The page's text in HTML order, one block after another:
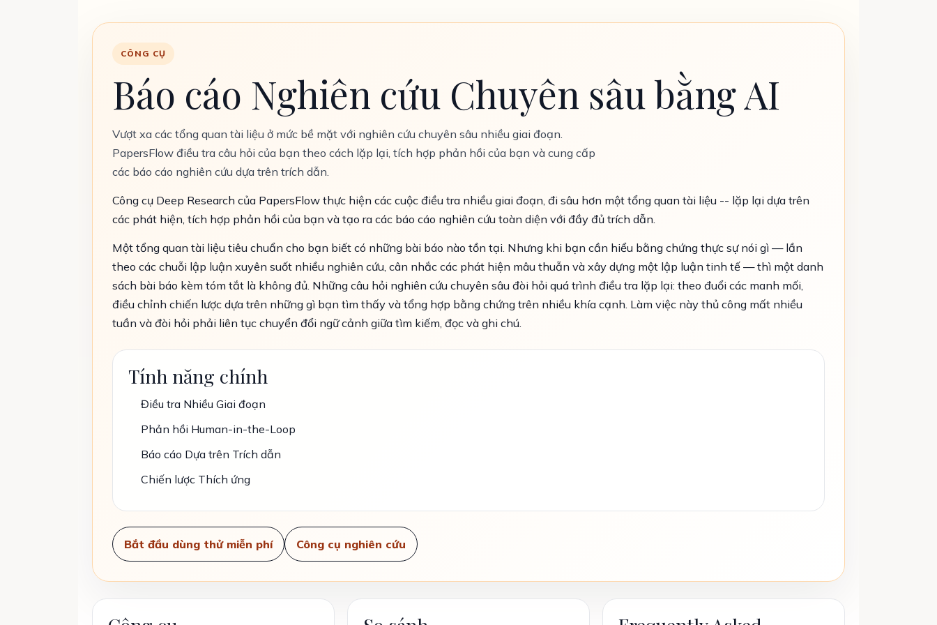
CÔNG CỤ
Báo cáo Nghiên cứu Chuyên sâu bằng AI
Vượt xa các tổng quan tài liệu ở mức bề mặt với nghiên cứu chuyên sâu nhiều giai đoạn.
PapersFlow điều tra câu hỏi của bạn theo cách lặp lại, tích hợp phản hồi của bạn và cung cấp
các báo cáo nghiên cứu dựa trên trích dẫn.
Công cụ Deep Research của PapersFlow thực hiện các cuộc điều tra nhiều giai đoạn, đi sâu hơn một tổng quan tài liệu -- lặp lại dựa trên
các phát hiện, tích hợp phản hồi của bạn và tạo ra các báo cáo nghiên cứu toàn diện với đầy đủ trích dẫn.
Một tổng quan tài liệu tiêu chuẩn cho bạn biết có những bài báo nào tồn tại. Nhưng khi bạn cần hiểu bằng chứng thực sự nói gì — lần
theo các chuỗi lập luận xuyên suốt nhiều nghiên cứu, cân nhắc các phát hiện mâu thuẫn và xây dựng một lập luận tinh tế — thì một danh
sách bài báo kèm tóm tắt là không đủ. Những câu hỏi nghiên cứu chuyên sâu đòi hỏi quá trình điều tra lặp lại: theo đuổi các manh mối,
điều chỉnh chiến lược dựa trên những gì bạn tìm thấy và tổng hợp bằng chứng trên nhiều khía cạnh. Làm việc này thủ công mất nhiều
tuần và đòi hỏi phải liên tục chuyển đổi ngữ cảnh giữa tìm kiếm, đọc và ghi chú.
Tính năng chính
Điều tra Nhiều Giai đoạn
Phản hồi Human-in-the-Loop
Báo cáo Dựa trên Trích dẫn
Chiến lược Thích ứng
Bắt đầu dùng thử miễn phí Công cụ nghiên cứu